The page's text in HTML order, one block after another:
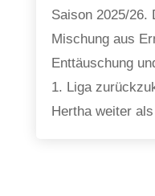
Saison 2025/26.
Mischung aus
Enttäuschung
1. Liga
Hertha weiter